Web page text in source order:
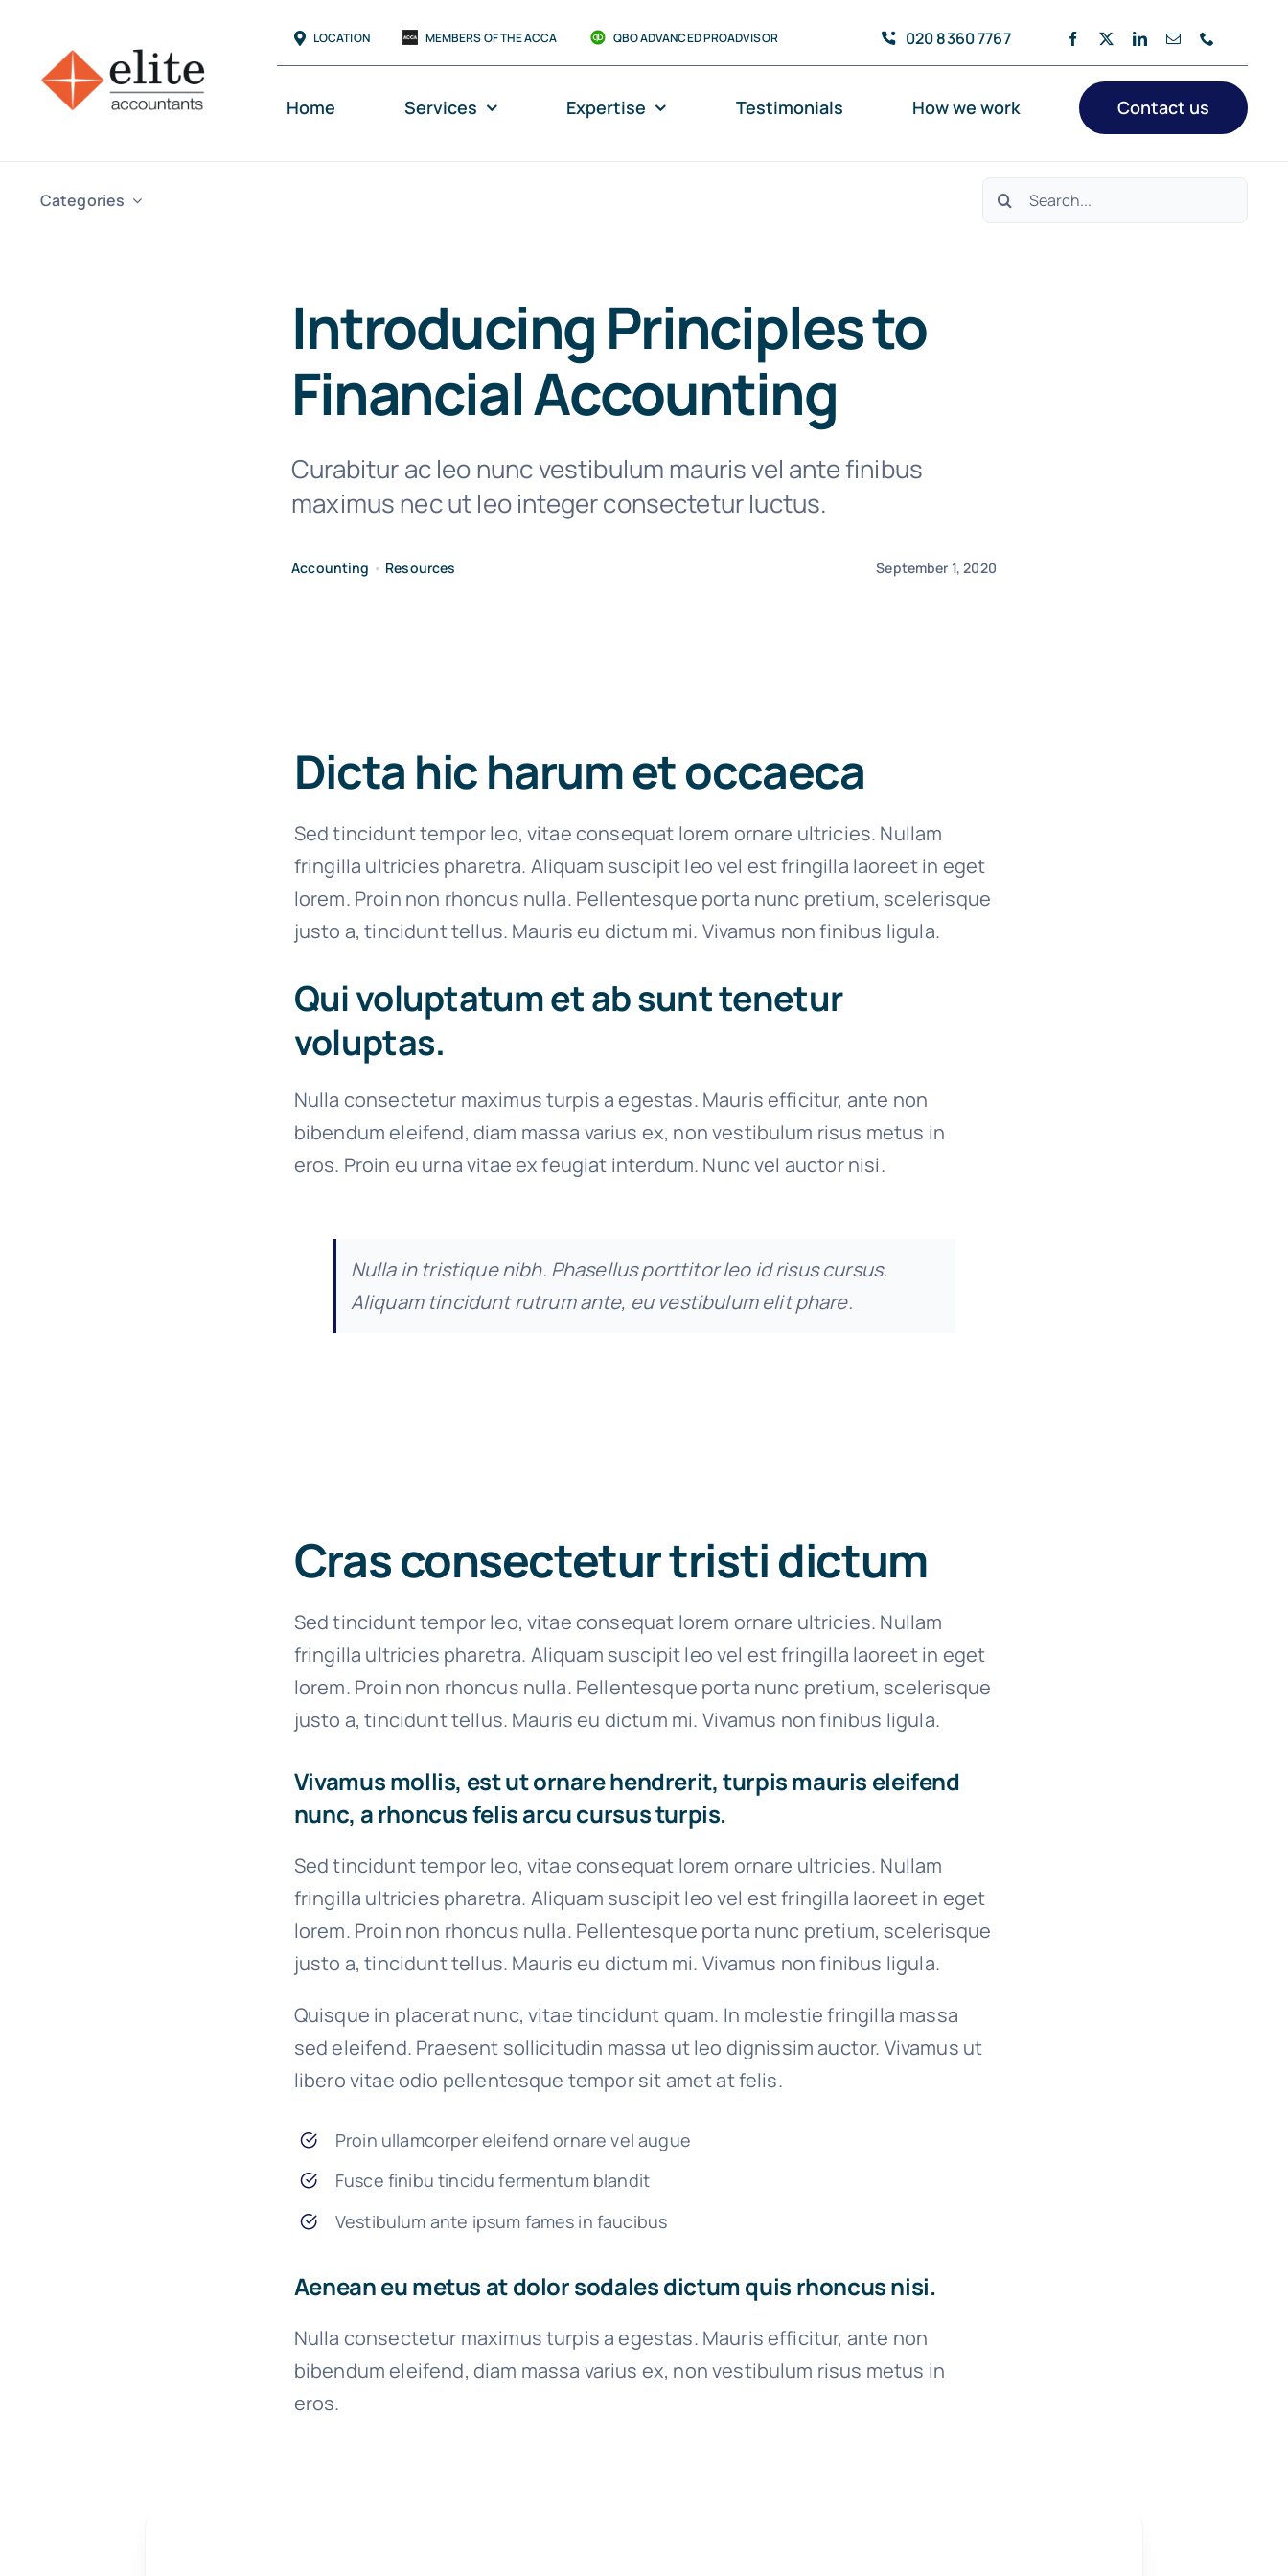
content
LOCATION MEMBERS OF THE ACCA QBO ADVANCED PROADVISOR 020 8360 7767
Home Services Expertise Testimonials How we work Contact us
Categories
Search
Introducing Principles to
Financial Accounting
Curabitur ac leo nunc vestibulum mauris vel ante finibus
maximus nec ut leo integer consectetur luctus.
Accounting • Resources September 1, 2020
Dicta hic harum et occaeca
Sed tincidunt tempor leo, vitae consequat lorem ornare ultricies. Nullam
fringilla ultricies pharetra. Aliquam suscipit leo vel est fringilla laoreet in eget
lorem. Proin non rhoncus nulla. Pellentesque porta nunc pretium, scelerisque
justo a, tincidunt tellus. Mauris eu dictum mi. Vivamus non finibus ligula.
Qui voluptatum et ab sunt tenetur
voluptas.
Nulla consectetur maximus turpis a egestas. Mauris efficitur, ante non
bibendum eleifend, diam massa varius ex, non vestibulum risus metus in
eros. Proin eu urna vitae ex feugiat interdum. Nunc vel auctor nisi.
Nulla in tristique nibh. Phasellus porttitor leo id risus cursus.
Aliquam tincidunt rutrum ante, eu vestibulum elit phare.
Cras consectetur tristi dictum
Sed tincidunt tempor leo, vitae consequat lorem ornare ultricies. Nullam
fringilla ultricies pharetra. Aliquam suscipit leo vel est fringilla laoreet in eget
lorem. Proin non rhoncus nulla. Pellentesque porta nunc pretium, scelerisque
justo a, tincidunt tellus. Mauris eu dictum mi. Vivamus non finibus ligula.
Vivamus mollis, est ut ornare hendrerit, turpis mauris eleifend
nunc, a rhoncus felis arcu cursus turpis.
Sed tincidunt tempor leo, vitae consequat lorem ornare ultricies. Nullam
fringilla ultricies pharetra. Aliquam suscipit leo vel est fringilla laoreet in eget
lorem. Proin non rhoncus nulla. Pellentesque porta nunc pretium, scelerisque
justo a, tincidunt tellus. Mauris eu dictum mi. Vivamus non finibus ligula.
Quisque in placerat nunc, vitae tincidunt quam. In molestie fringilla massa
sed eleifend. Praesent sollicitudin massa ut leo dignissim auctor. Vivamus ut
libero vitae odio pellentesque tempor sit amet at felis.
Proin ullamcorper eleifend ornare vel augue
Fusce finibu tincidu fermentum blandit
Vestibulum ante ipsum fames in faucibus
Aenean eu metus at dolor sodales dictum quis rhoncus nisi.
Nulla consectetur maximus turpis a egestas. Mauris efficitur, ante non
bibendum eleifend, diam massa varius ex, non vestibulum risus metus in
eros.